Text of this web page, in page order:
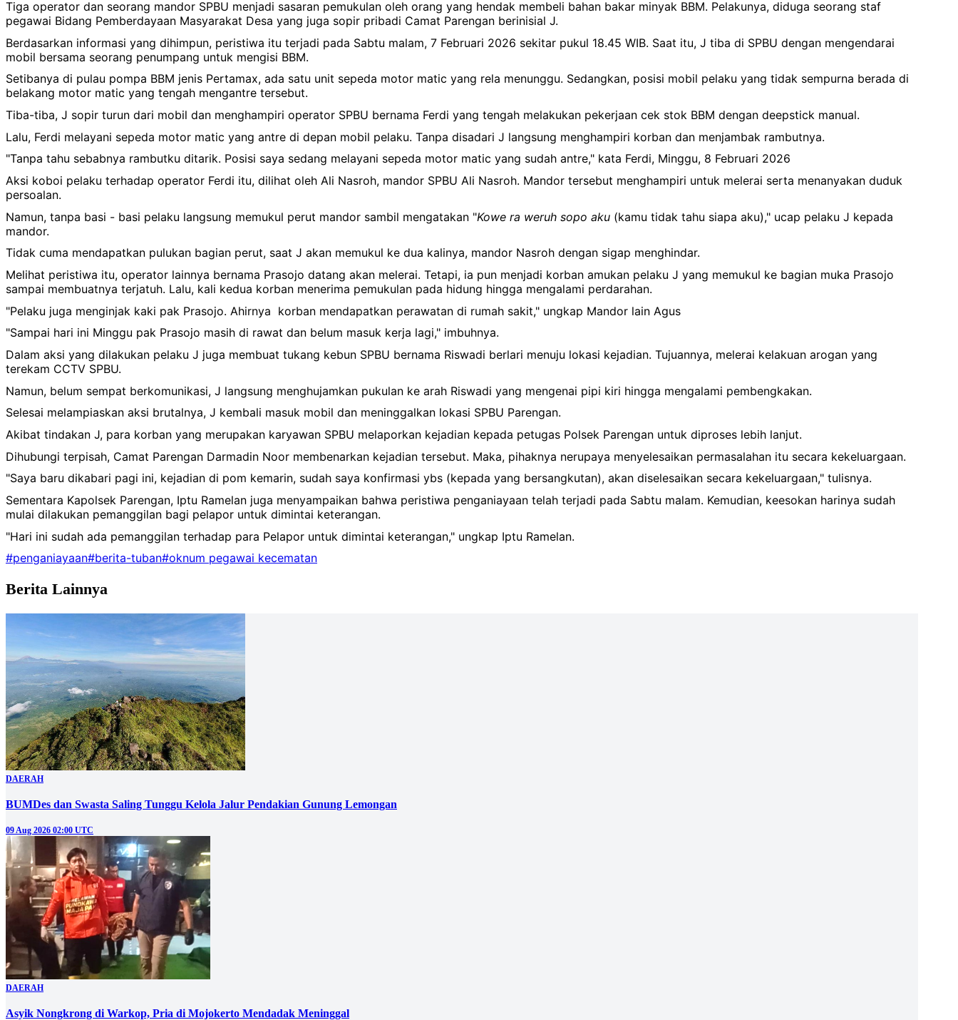
Tiga operator dan seorang mandor SPBU menjadi sasaran pemukulan oleh orang yang hendak membeli bahan bakar minyak BBM. Pelakunya, diduga seorang staf
pegawai Bidang Pemberdayaan Masyarakat Desa yang juga sopir pribadi Camat Parengan berinisial J.
Berdasarkan informasi yang dihimpun, peristiwa itu terjadi pada Sabtu malam, 7 Februari 2026 sekitar pukul 18.45 WIB. Saat itu, J tiba di SPBU dengan mengendarai
mobil bersama seorang penumpang untuk mengisi BBM.
Setibanya di pulau pompa BBM jenis Pertamax, ada satu unit sepeda motor matic yang rela menunggu. Sedangkan, posisi mobil pelaku yang tidak sempurna berada di
belakang motor matic yang tengah mengantre tersebut.
Tiba-tiba, J sopir turun dari mobil dan menghampiri operator SPBU bernama Ferdi yang tengah melakukan pekerjaan cek stok BBM dengan deepstick manual.
Lalu, Ferdi melayani sepeda motor matic yang antre di depan mobil pelaku. Tanpa disadari J langsung menghampiri korban dan menjambak rambutnya.
"Tanpa tahu sebabnya rambutku ditarik. Posisi saya sedang melayani sepeda motor matic yang sudah antre," kata Ferdi, Minggu, 8 Februari 2026
Aksi koboi pelaku terhadap operator Ferdi itu, dilihat oleh Ali Nasroh, mandor SPBU Ali Nasroh. Mandor tersebut menghampiri untuk melerai serta menanyakan duduk
persoalan.
Namun, tanpa basi - basi pelaku langsung memukul perut mandor sambil mengatakan "Kowe ra weruh sopo aku (kamu tidak tahu siapa aku)," ucap pelaku J kepada
mandor.
Tidak cuma mendapatkan pulukan bagian perut, saat J akan memukul ke dua kalinya, mandor Nasroh dengan sigap menghindar.
Melihat peristiwa itu, operator lainnya bernama Prasojo datang akan melerai. Tetapi, ia pun menjadi korban amukan pelaku J yang memukul ke bagian muka Prasojo
sampai membuatnya terjatuh. Lalu, kali kedua korban menerima pemukulan pada hidung hingga mengalami perdarahan.
"Pelaku juga menginjak kaki pak Prasojo. Ahirnya korban mendapatkan perawatan di rumah sakit," ungkap Mandor lain Agus
"Sampai hari ini Minggu pak Prasojo masih di rawat dan belum masuk kerja lagi," imbuhnya.
Dalam aksi yang dilakukan pelaku J juga membuat tukang kebun SPBU bernama Riswadi berlari menuju lokasi kejadian. Tujuannya, melerai kelakuan arogan yang
terekam CCTV SPBU.
Namun, belum sempat berkomunikasi, J langsung menghujamkan pukulan ke arah Riswadi yang mengenai pipi kiri hingga mengalami pembengkakan.
Selesai melampiaskan aksi brutalnya, J kembali masuk mobil dan meninggalkan lokasi SPBU Parengan.
Akibat tindakan J, para korban yang merupakan karyawan SPBU melaporkan kejadian kepada petugas Polsek Parengan untuk diproses lebih lanjut.
Dihubungi terpisah, Camat Parengan Darmadin Noor membenarkan kejadian tersebut. Maka, pihaknya nerupaya menyelesaikan permasalahan itu secara kekeluargaan.
"Saya baru dikabari pagi ini, kejadian di pom kemarin, sudah saya konfirmasi ybs (kepada yang bersangkutan), akan diselesaikan secara kekeluargaan," tulisnya.
Sementara Kapolsek Parengan, Iptu Ramelan juga menyampaikan bahwa peristiwa penganiayaan telah terjadi pada Sabtu malam. Kemudian, keesokan harinya sudah
mulai dilakukan pemanggilan bagi pelapor untuk dimintai keterangan.
"Hari ini sudah ada pemanggilan terhadap para Pelapor untuk dimintai keterangan," ungkap Iptu Ramelan.
#penganiayaan#berita-tuban#oknum pegawai kecematan
Berita Lainnya
DAERAH
BUMDes dan Swasta Saling Tunggu Kelola Jalur Pendakian Gunung Lemongan
09 Aug 2026 02:00 UTC
DAERAH
Asyik Nongkrong di Warkop, Pria di Mojokerto Mendadak Meninggal